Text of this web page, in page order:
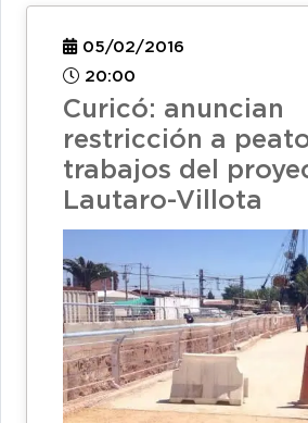
05/02/2016
20:00
Curicó: anuncian
restricción a
trabajos del
Lautaro-Villota